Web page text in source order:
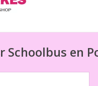
Schoolbus en